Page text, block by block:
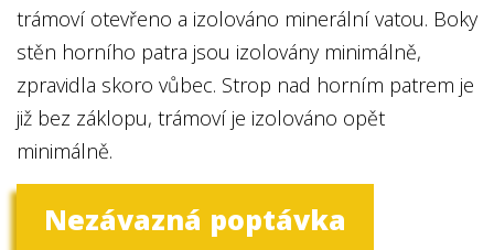
trámoví otevřeno a izolováno minerální vatou. Boky
stěn horního patra jsou izolovány minimálně,
zpravidla skoro vůbec. Strop nad horním patrem je
již bez záklopu, trámoví je izolováno opět
minimálně.
Nezávazná poptávka